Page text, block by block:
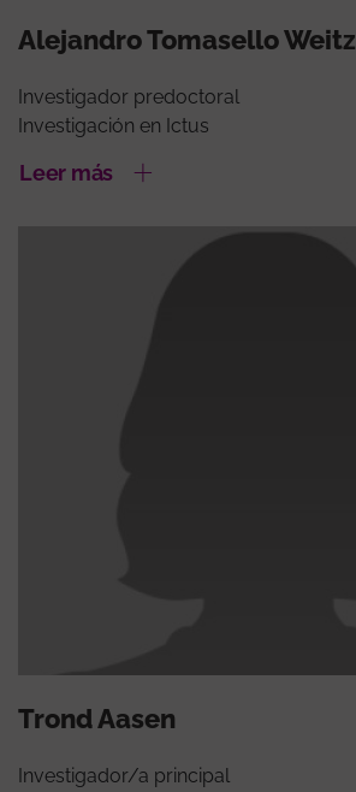
Alejandro Tomasello Weitz
Investigador predoctoral
Investigación en Ictus
Leer más
Trond Aasen
Investigador/a principal